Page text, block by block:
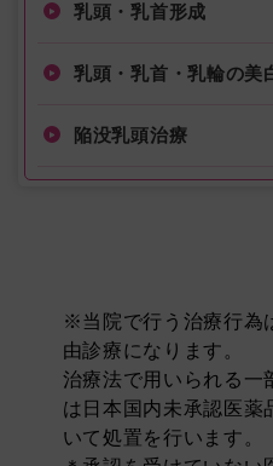
乳頭・乳首形成
乳頭・乳首・乳輪の美
陥没乳頭治療
※当院で行う治療行為
由診療になります。
治療法で用いられる一
は日本国内未承認医薬
いて処置を行います。